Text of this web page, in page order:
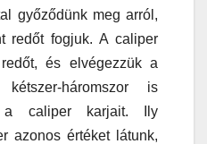
győződünk meg arról,
redőt fogjuk. A caliper
és elvégezzük a
háromszor is
a caliper karjait. Ily
azonos értéket látunk,